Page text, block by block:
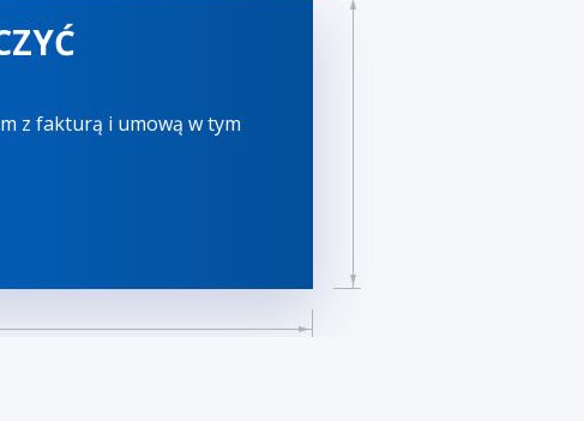
z fakturą i umową w tym